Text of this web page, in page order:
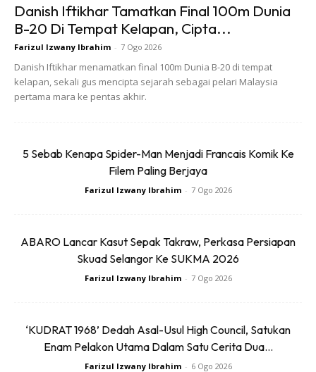
Tayar botak. Jalur tengah tu sama tinggi dengan penanda
botak. Nampak tak tayar botak pun masih penuh dengan
bunga dan kalau kita tak tahu tengok, mesti ingat boleh
pergi jauh lagi.
2. Tayar botak bila jalur sama tinggi
dengan penanda
Danish Iftikhar Tamatkan Final 100m Dunia
B-20 Di Tempat Kelapan, Cipta...
Farizul Izwany Ibrahim - 7 Ogo 2026
Danish Iftikhar menamatkan final 100m Dunia B-20 di tempat
kelapan, sekali gus mencipta sejarah sebagai pelari Malaysia
pertama mara ke pentas akhir.
5 Sebab Kenapa Spider-Man Menjadi Francais Komik Ke
Filem Paling Berjaya
Farizul Izwany Ibrahim - 7 Ogo 2026
ABARO Lancar Kasut Sepak Takraw, Perkasa Persiapan
Skuad Selangor Ke SUKMA 2026
Farizul Izwany Ibrahim - 7 Ogo 2026
‘KUDRAT 1968’ Dedah Asal-Usul High Council, Satukan
Enam Pelakon Utama Dalam Satu Cerita Dua...
Farizul Izwany Ibrahim - 6 Ogo 2026